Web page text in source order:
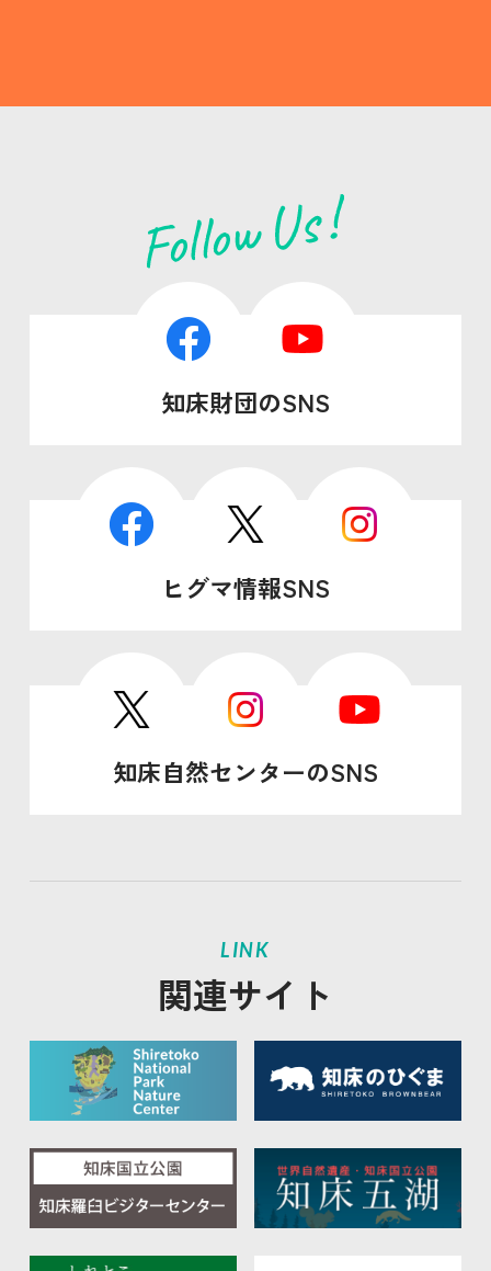
知床財団のSNS
ヒグマ情報SNS
知床自然センターのSNS